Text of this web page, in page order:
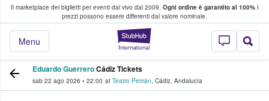
Il marketplace dei biglietti per eventi dal vivo dal 2009. Ogni ordine è garantito al 100%I
prezzi possono essere differenti dal valore nominale.
StubHub - Dove
Menu
fan comprano e vendono biglietti
Eduardo GuerreroCádiz Tickets
sab 22 ago 2026 • 22:00 at Teatro Pemán, Cádiz, Andalucía